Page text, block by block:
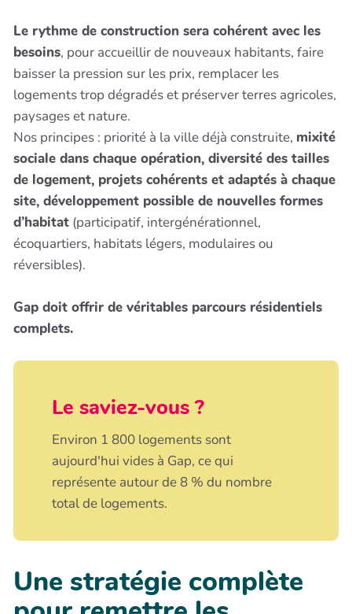
Le rythme de construction sera cohérent avec les
besoins, pour accueillir de nouveaux habitants, faire
baisser la pression sur les prix, remplacer les
logements trop dégradés et préserver terres agricoles,
paysages et nature.
Nos principes : priorité à la ville déjà construite, mixité
sociale dans chaque opération, diversité des tailles
de logement, projets cohérents et adaptés à chaque
site, développement possible de nouvelles formes
d’habitat (participatif, intergénérationnel,
écoquartiers, habitats légers, modulaires ou
réversibles).
Gap doit offrir de véritables parcours résidentiels
complets.
Le saviez-vous ?
Environ 1 800 logements sont
aujourd'hui vides à Gap, ce qui
représente autour de 8 % du nombre
total de logements.
Une stratégie complète